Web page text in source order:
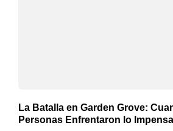
La Batalla en Garden Grove:
Personas Enfrentaron lo